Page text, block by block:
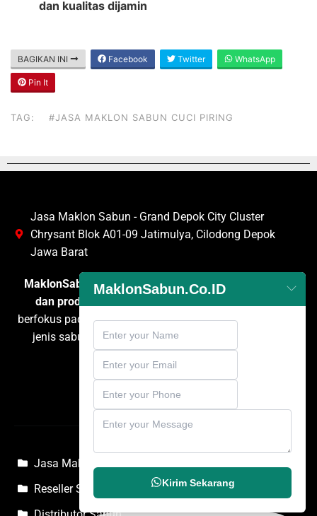
dan kualitas dijamin
BAGIKAN INI Facebook Twitter WhatsApp
Pin It
TAG: #JASA MAKLON SABUN CUCI PIRING
Jasa Maklon Sabun - Grand Depok City Cluster
Chrysant Blok A01-09 Jatimulya, Cilodong Depok
Jawa Barat
MaklonSabun.co.idadalah penyedia layanan
maklon
dan produksi sabun
berfokus pada pengembangan dan pembuatan berbagai
jenis sabun untuk kebutuhan personal care, rumah
tangga, dan komersial.
Jasa Maklon Sabun
Reseller Sabun
MaklonSabun.Co.ID
Kirim Sekarang